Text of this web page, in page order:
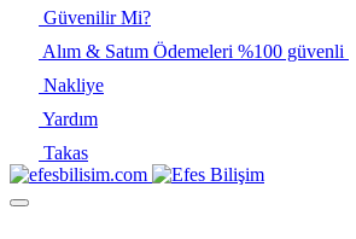
Güvenilir Mi?
Alım & Satım Ödemeleri %100 güvenli
Nakliye
Yardım
Takas